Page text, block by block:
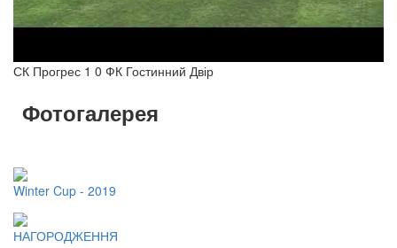
СК Прогрес 1 0 ФК Гостинний Двір
Фотогалерея
Winter Cup - 2019
НАГОРОДЖЕННЯ